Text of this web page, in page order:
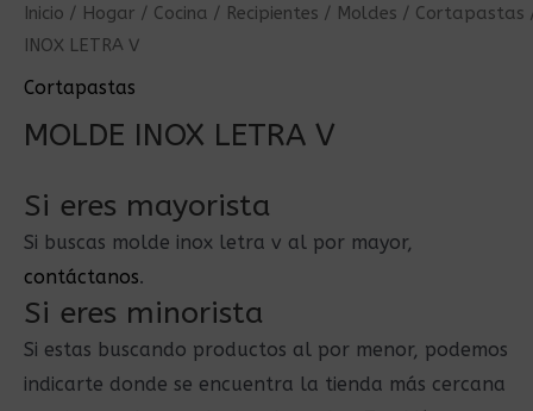
Inicio / Hogar / Cocina / Recipientes / Moldes / Cortapastas
INOX LETRA V
Cortapastas
MOLDE INOX LETRA V
Si eres mayorista
Si buscas molde inox letra v al por mayor,
contáctanos.
Si eres minorista
Si estas buscando productos al por menor, podemos
indicarte donde se encuentra la tienda más cercana